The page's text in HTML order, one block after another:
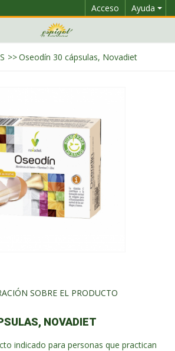
Ayuda
Acceso
>>Oseodín 30 cápsulas, Novadiet
SOBRE EL PRODUCTO
NOVADIET
indicado para personas que practican